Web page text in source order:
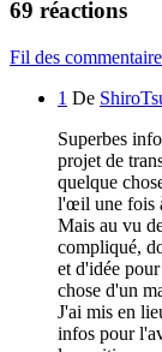
69 réactions
Fil des
1 De
Superbes
projet de
quelque
l'œil une fois
Mais au vu
compliqué,
et d'idée
chose d'un
J'ai mis en
infos pour